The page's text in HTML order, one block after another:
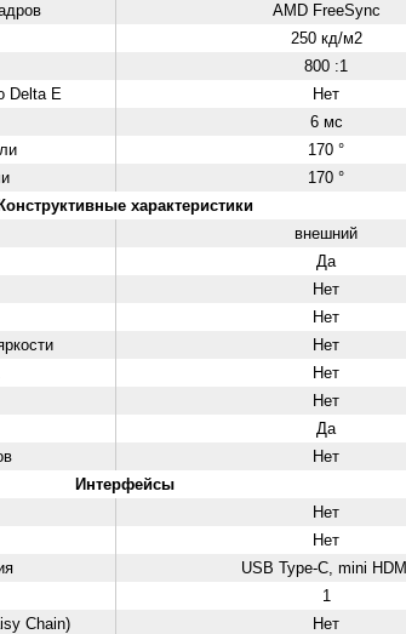
AMD FreeSync
250 кд/м2
800 :1
Delta E
Нет
6 мс
170 °
170 °
Конструктивные характеристики
внешний
Да
Нет
Нет
Нет
Нет
Нет
Да
Нет
Интерфейсы
Нет
Нет
USB Type-C, mini HDMI
1
Chain)
Нет